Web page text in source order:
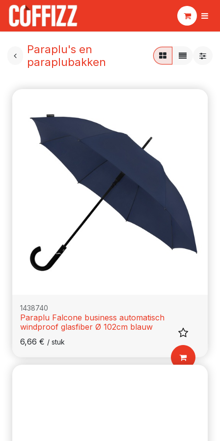
Paraplu's en
paraplubakken
1438740
Paraplu Falcone business automatisch
windproof glasfiber Ø 102cm blauw
6,66 € / stuk